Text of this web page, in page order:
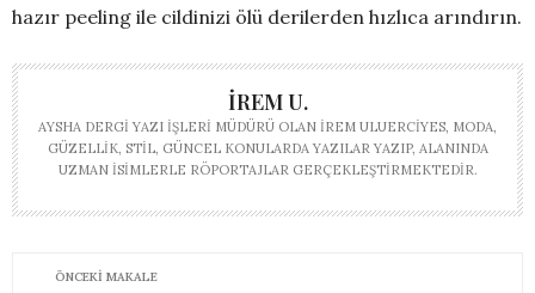
hazır peeling ile cildinizi ölü derilerden hızlıca arındırın.
İREM U.
AYSHA DERGI YAZI İŞLERI MÜDÜRÜ OLAN İREM ULUERCIYES, MODA,
GÜZELLIK, STIL, GÜNCEL KONULARDA YAZILAR YAZIP, ALANINDA
UZMAN ISIMLERLE RÖPORTAJLAR GERÇEKLEŞTIRMEKTEDIR.
ÖNCEKI MAKALE